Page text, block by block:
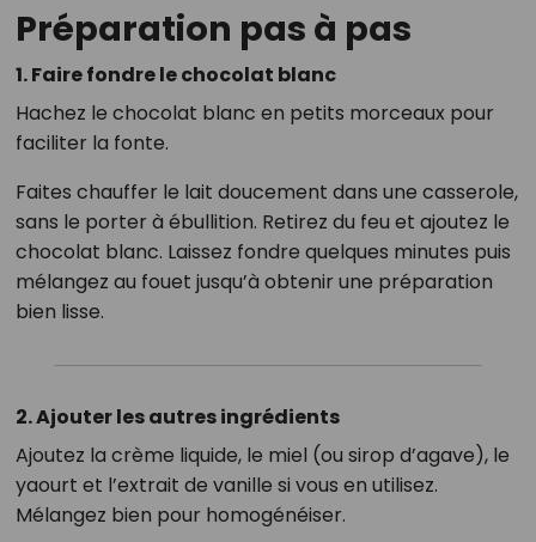
Préparation pas à pas
1. Faire fondre le chocolat blanc
Hachez le chocolat blanc en petits morceaux pour
faciliter la fonte.
Faites chauffer le lait doucement dans une casserole,
sans le porter à ébullition. Retirez du feu et ajoutez le
chocolat blanc. Laissez fondre quelques minutes puis
mélangez au fouet jusqu’à obtenir une préparation
bien lisse.
2. Ajouter les autres ingrédients
Ajoutez la crème liquide, le miel (ou sirop d’agave), le
yaourt et l’extrait de vanille si vous en utilisez.
Mélangez bien pour homogénéiser.